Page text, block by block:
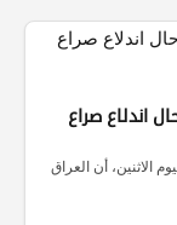
اندلاع صراع
الاثنين، أن العراق